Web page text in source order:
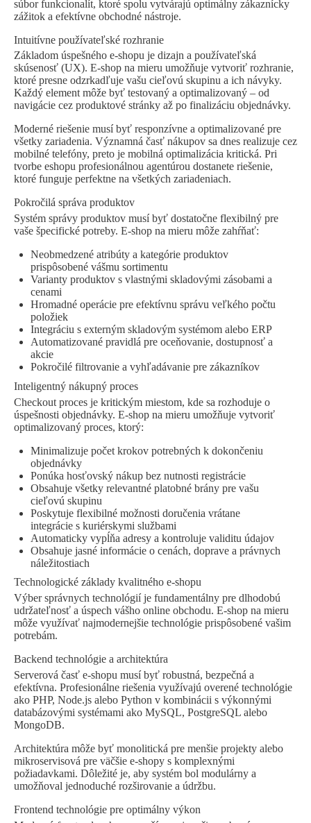
súbor funkcionalít, ktoré spolu vytvárajú optimálny zákaznícky
zážitok a efektívne obchodné nástroje.
Intuitívne používateľské rozhranie
Základom úspešného e-shopu je dizajn a používateľská
skúsenosť (UX). E-shop na mieru umožňuje vytvoriť rozhranie,
ktoré presne odzrkadľuje vašu cieľovú skupinu a ich návyky.
Každý element môže byť testovaný a optimalizovaný – od
navigácie cez produktové stránky až po finalizáciu objednávky.
Moderné riešenie musí byť responzívne a optimalizované pre
všetky zariadenia. Významná časť nákupov sa dnes realizuje cez
mobilné telefóny, preto je mobilná optimalizácia kritická. Pri
tvorbe eshopu profesionálnou agentúrou dostanete riešenie,
ktoré funguje perfektne na všetkých zariadeniach.
Pokročilá správa produktov
Systém správy produktov musí byť dostatočne flexibilný pre
vaše špecifické potreby. E-shop na mieru môže zahŕňať:
Neobmedzené atribúty a kategórie produktov
prispôsobené vášmu sortimentu
Varianty produktov s vlastnými skladovými zásobami a
cenami
Hromadné operácie pre efektívnu správu veľkého počtu
položiek
Integráciu s externým skladovým systémom alebo ERP
Automatizované pravidlá pre oceňovanie, dostupnosť a
akcie
Pokročilé filtrovanie a vyhľadávanie pre zákazníkov
Inteligentný nákupný proces
Checkout proces je kritickým miestom, kde sa rozhoduje o
úspešnosti objednávky. E-shop na mieru umožňuje vytvoriť
optimalizovaný proces, ktorý:
Minimalizuje počet krokov potrebných k dokončeniu
objednávky
Ponúka hosťovský nákup bez nutnosti registrácie
Obsahuje všetky relevantné platobné brány pre vašu
cieľovú skupinu
Poskytuje flexibilné možnosti doručenia vrátane
integrácie s kuriérskymi službami
Automaticky vypĺňa adresy a kontroluje validitu údajov
Obsahuje jasné informácie o cenách, doprave a právnych
náležitostiach
Technologické základy kvalitného e-shopu
Výber správnych technológií je fundamentálny pre dlhodobú
udržateľnosť a úspech vášho online obchodu. E-shop na mieru
môže využívať najmodernejšie technológie prispôsobené vašim
potrebám.
Backend technológie a architektúra
Serverová časť e-shopu musí byť robustná, bezpečná a
efektívna. Profesionálne riešenia využívajú overené technológie
ako PHP, Node.js alebo Python v kombinácii s výkonnými
databázovými systémami ako MySQL, PostgreSQL alebo
MongoDB.
Architektúra môže byť monolitická pre menšie projekty alebo
mikroservisová pre väčšie e-shopy s komplexnými
požiadavkami. Dôležité je, aby systém bol modulárny a
umožňoval jednoduché rozširovanie a údržbu.
Frontend technológie pre optimálny výkon